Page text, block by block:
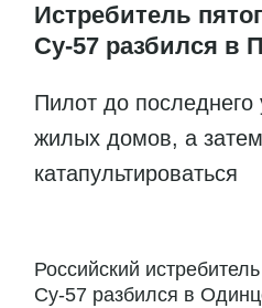
Истребитель
Су-57 разбился в
Пилот до
жилых домов, а
катапультироваться
Российский
Су-57 разбился в